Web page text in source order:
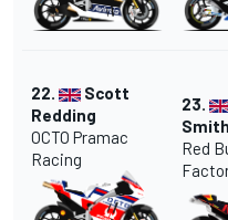
22.
Scott
Redding
OCTO Pramac
Racing
23.
Smith
Red